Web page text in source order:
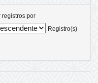
registros por
Registro(s)